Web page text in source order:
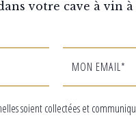
votre cave à vin à
MON EMAIL*
soient collectées et